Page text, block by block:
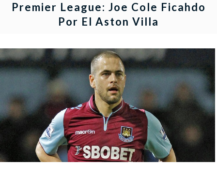
Marcadores
Otros Deportes
Risaralda
Premier League: Joe Cole Ficahdo
Por El Aston Villa